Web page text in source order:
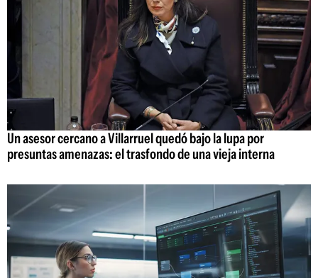
Un asesor cercano a Villarruel quedó bajo la lupa por
presuntas amenazas: el trasfondo de una vieja interna